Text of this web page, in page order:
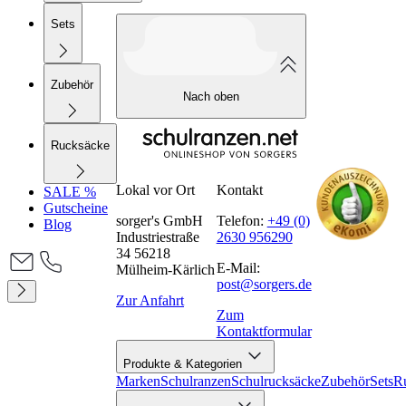
Sets
Zubehör
Rucksäcke
SALE %
Gutscheine
Blog
Nach oben
Lokal vor Ort
sorger's GmbH
Industriestraße
34 56218
Mülheim-Kärlich
Zur Anfahrt
Kontakt
Telefon: +49 (0)
2630 956290
E-Mail:
post@sorgers.de
Zum
Kontaktformular
Produkte & Kategorien
MarkenSchulranzenSchulrucksäckeZubehörSets